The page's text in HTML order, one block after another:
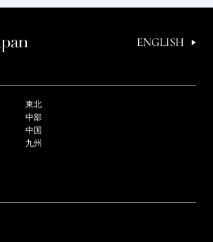
ENGLISH
東北
中部
中国
九州